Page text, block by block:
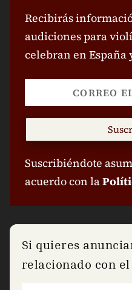
Recibirás
audiciones para
celebran en España
Suscribiéndote
acuerdo con la
Si quieres
relacionado con